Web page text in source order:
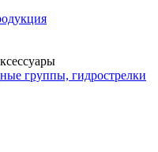
группы, гидрострелки